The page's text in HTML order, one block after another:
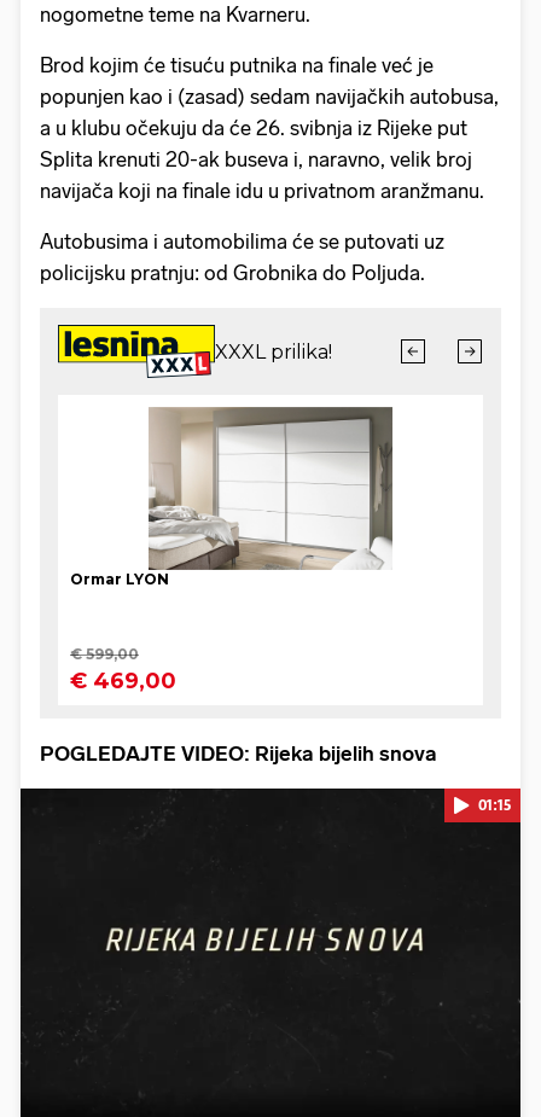
nogometne teme na Kvarneru.
Brod kojim će tisuću putnika na finale već je
popunjen kao i (zasad) sedam navijačkih autobusa,
a u klubu očekuju da će 26. svibnja iz Rijeke put
Splita krenuti 20-ak buseva i, naravno, velik broj
navijača koji na finale idu u privatnom aranžmanu.
Autobusima i automobilima će se putovati uz
policijsku pratnju: od Grobnika do Poljuda.
POGLEDAJTE VIDEO: Rijeka bijelih snova
Pokretanje videa...
01:15